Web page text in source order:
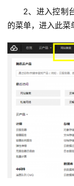
首
页
主
2、进入控制
的菜单，进入此菜